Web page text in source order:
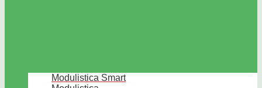
Modulistica Smart